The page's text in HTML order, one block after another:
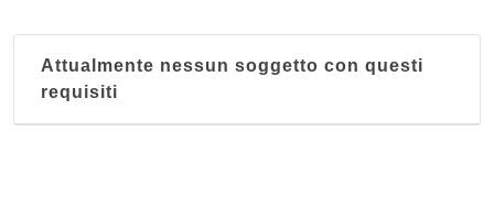
Attualmente nessun soggetto con questi
requisiti